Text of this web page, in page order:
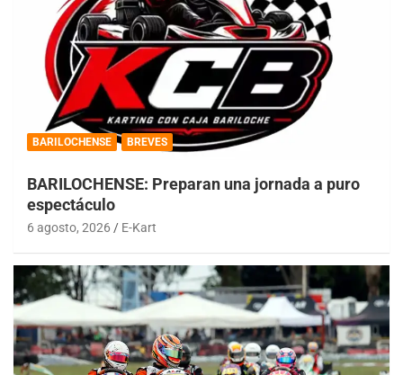
BARILOCHENSE BREVES
BARILOCHENSE: Preparan una jornada a puro
espectáculo
6 agosto, 2026 E-Kart